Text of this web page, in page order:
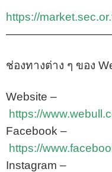
https://
ช่องทางต่าง ๆ ของ
Website –
https://
Facebook –
https://
Instagram –